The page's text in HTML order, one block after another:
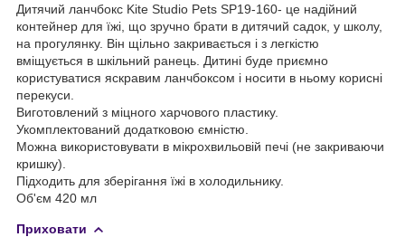
Дитячий ланчбокс Kite Studio Pets SP19-160- це надійний
контейнер для їжі, що зручно брати в дитячий садок, у школу,
на прогулянку. Він щільно закривається і з легкістю
вміщується в шкільний ранець. Дитині буде приємно
користуватися яскравим ланчбоксом і носити в ньому корисні
перекуси.
Виготовлений з міцного харчового пластику.
Укомплектований додатковою ємністю.
Можна використовувати в мікрохвильовій печі (не закриваючи
кришку).
Підходить для зберігання їжі в холодильнику.
Об'єм 420 мл
Приховати